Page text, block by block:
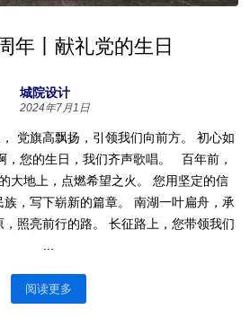
年丨献礼党的生日
城院设计
2024年7月1日
党旗高飘扬，引领我们向前方。 初心如
，您的生日，我们齐声歌唱。 百年前，
大地上，点燃希望之火。 您用坚定的信
，写下崭新的篇章。 南湖一叶扁舟，承
照亮前行的路。 长征路上，您带领我们
阅读更多